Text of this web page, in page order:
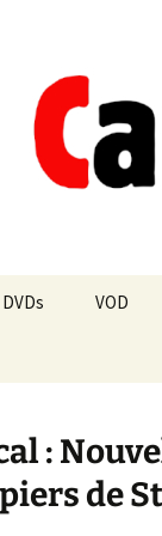
DVDs VOD
:
de